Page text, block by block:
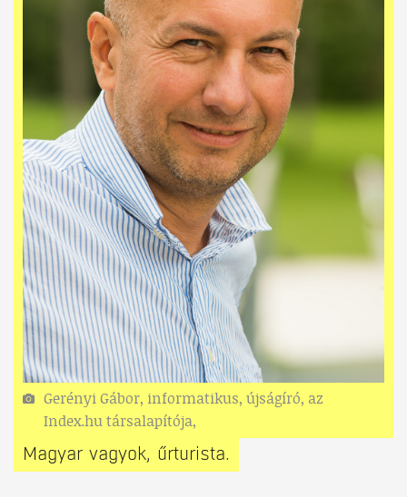
Gerényi Gábor, informatikus, újságíró, az
Index.hu társalapítója,
Magyar vagyok, űrturista.